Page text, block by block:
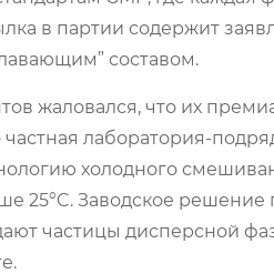
в партии содержит
составом.
жаловался, что их
лаборатория-
холодного
25°C. Заводское решение
частицы дисперсной